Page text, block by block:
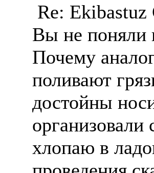
Re: Ekibastuz
Вы не поняли
Почему
поливают
достойны
организовали
хлопаю в